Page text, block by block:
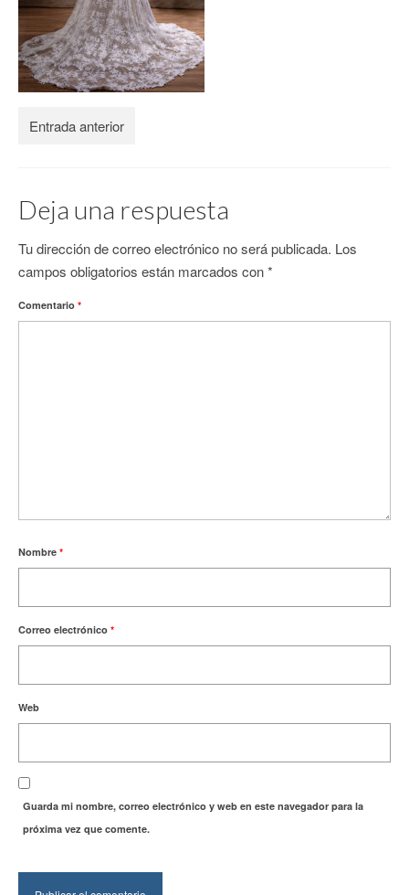
Entrada anterior
Deja una respuesta
Tu dirección de correo electrónico no será publicada. Los
campos obligatorios están marcados con*
Comentario *
Nombre *
Correo electrónico *
Web
Guarda mi nombre, correo electrónico y web en este navegador para la
próxima vez que comente.